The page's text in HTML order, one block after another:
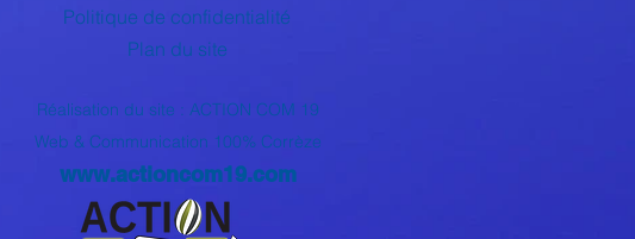
Politique de confidentialité
Plan du site
Réalisation du site : ACTION COM 19
Web & Communication 100% Corrèze
www.actioncom19.com